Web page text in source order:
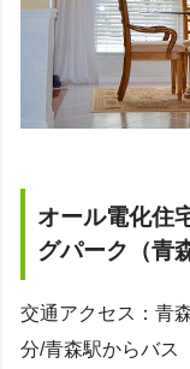
オール電化住
グパーク（青
交通アクセス：青
分/青森駅からバス